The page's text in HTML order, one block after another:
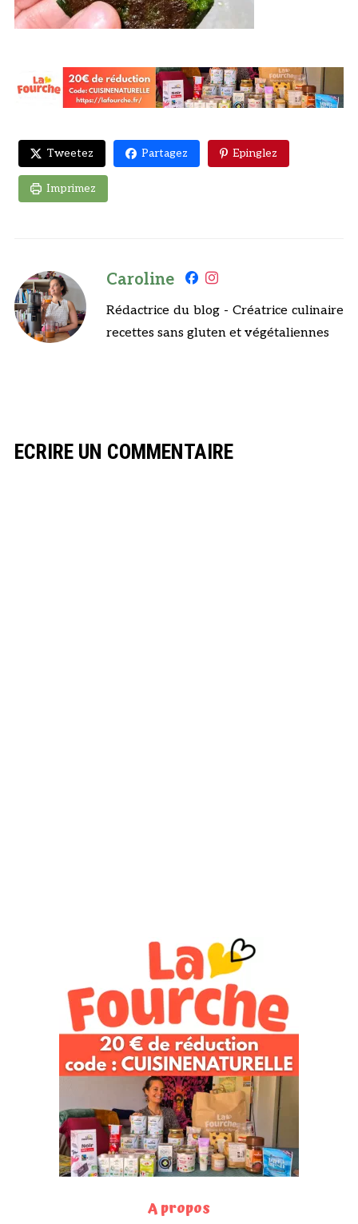
Tweetez Partagez Epinglez
Imprimez
Caroline
Rédactrice du blog - Créatrice culinaire
recettes sans gluten et végétaliennes
ECRIRE UN COMMENTAIRE
A propos